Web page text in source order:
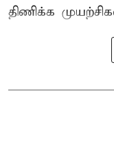
திணிக்க